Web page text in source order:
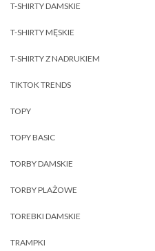
T-SHIRTY DAMSKIE
T-SHIRTY MĘSKIE
T-SHIRTY Z NADRUKIEM
TIKTOK TRENDS
TOPY
TOPY BASIC
TORBY DAMSKIE
TORBY PLAŻOWE
TOREBKI DAMSKIE
TRAMPKI